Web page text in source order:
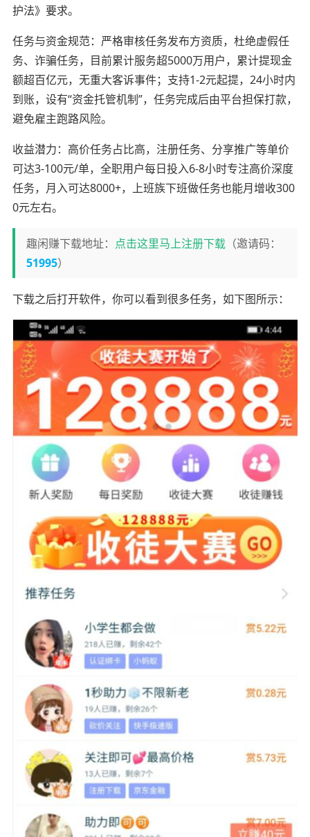
护法》要求。
任务与资金规范：严格审核任务发布方资质，杜绝虚假任
务、诈骗任务，目前累计服务超5000万用户，累计提现金
额超百亿元，无重大客诉事件；支持1-2元起提，24小时内
到账，设有“资金托管机制”，任务完成后由平台担保打款，
避免雇主跑路风险。
收益潜力：高价任务占比高，注册任务、分享推广等单价
可达3-100元/单，全职用户每日投入6-8小时专注高价深度
任务，月入可达8000+，上班族下班做任务也能月增收300
0元左右。
趣闲赚下载地址： 点击这里马上注册下载（邀请码：
51995）
下载之后打开软件，你可以看到很多任务，如下图所示：